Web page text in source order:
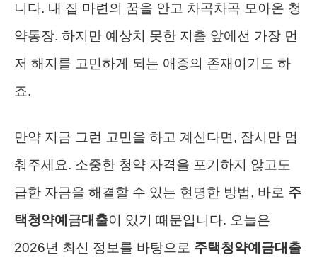
니다. 내 집 마련의 꿈을 안고 차곡차곡 모아온 청
약통장. 하지만 예상치 못한 지출 앞에선 가장 먼
저 해지를 고민하게 되는 애증의 존재이기도 하
죠.
만약 지금 그런 고민을 하고 계신다면, 잠시만 멈
춰주세요. 소중한 청약 자격을 포기하지 않고도
급한 자금을 해결할 수 있는 현명한 방법, 바로 주
택청약예금대출이 있기 때문입니다. 오늘은
2026년 최신 정보를 바탕으로 주택청약예금대출